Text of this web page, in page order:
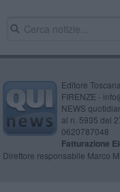
Editore
FIRENZE -
NEWS
al n. 5935 del
0620787048
Fatturazione
Direttore responsabile Marco